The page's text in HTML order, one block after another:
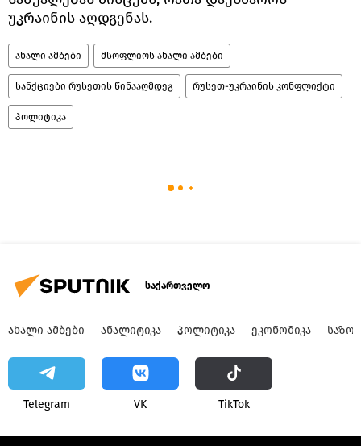
უკრაინის აღდგენას.
ახალი ამბები მსოფლიოს ახალი ამბები
სანქციები რუსეთის წინააღმდეგ რუსეთ-უკრაინის კონფლიქტი
პოლიტიკა
საქართველო
ᲐᲮᲐᲚᲘ ᲐᲛᲑᲔᲑᲘ ᲐᲜᲐᲚᲘᲢᲘᲙᲐ ᲞᲝᲚᲘᲢᲘᲙᲐ ᲔᲙᲝᲜᲝᲛᲘᲙᲐ
Telegram VK ТikТоk